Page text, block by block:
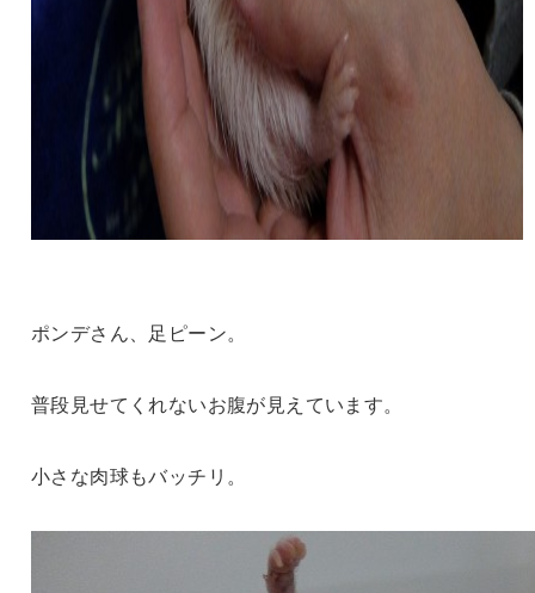
ポンデさん、足ピーン。
普段見せてくれないお腹が見えています。
小さな肉球もバッチリ。